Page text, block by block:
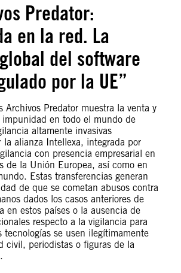
Predator:
en la red. La
del software
por la UE”
Archivos Predator muestra la venta y
en todo el mundo de
altamente invasivas
la alianza Intellexa, integrada por
con presencia empresarial en
de la Unión Europea, así como en
Estas transferencias generan
de que se cometan abusos contra
dados los casos anteriores de
en estos países o la ausencia de
respecto a la vigilancia para
tecnologías se usen ilegítimamente
civil, periodistas o figuras de la